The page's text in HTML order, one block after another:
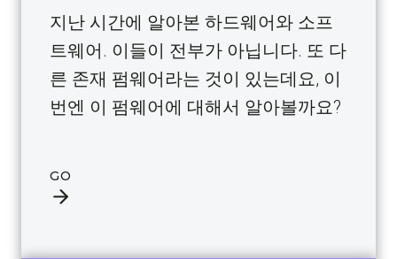
지난 시간에 알아본 하드웨어와 소프
트웨어. 이들이 전부가 아닙니다. 또 다
른 존재 펌웨어라는 것이 있는데요, 이
번엔 이 펌웨어에 대해서 알아볼까요?
GO